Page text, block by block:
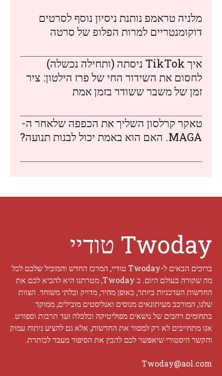
מלניה טראמפ נותנת ניסיון נוסף לסרטים
דוקומנטריים למרות הפלופ של סרטה
איך TikTok ניסתה (ותחילה נכשלה)
לחסום את השידור החי של פרז הילטון: ציר
זמן של משבר ששודר בזמן אמת
טאקר קרלסון השליך את הכפפה שלאחר ה-
MAGA. האם הוא באמת יכול לבנות תנועה?
Twoday טודיי
ברוכים הבאים ל-Twoday טודיי, המרכז החדש והמוביל שלכם לכל
מה שקורה בעולם היום. ב Twoday, מטרתנו היא להביא לכם את
החדשות העדכניות ביותר, באופן מהיר, מדויק ובלתי משוחד. הצוות
שלנו, המורכב מעיתונאים מנוסים ואנליסטים מובילים, ממוקד
בתחומים רחבים של נושאים מפוליטיקה וכלכלה ועד תרבות וספורט.
אנו מתחייבים לא רק למסור את החדשות, אלא גם להציע ניתוח עמוק
והקשר היסטורי שיאפשר לכם להבין את הסיפור מעבר לכותרת.
Twoday@aol.com